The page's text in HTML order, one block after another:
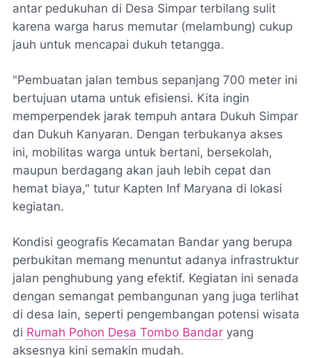
antar pedukuhan di Desa Simpar terbilang sulit
karena warga harus memutar (melambung) cukup
jauh untuk mencapai dukuh tetangga.
"Pembuatan jalan tembus sepanjang 700 meter ini
bertujuan utama untuk efisiensi. Kita ingin
memperpendek jarak tempuh antara Dukuh Simpar
dan Dukuh Kanyaran. Dengan terbukanya akses
ini, mobilitas warga untuk bertani, bersekolah,
maupun berdagang akan jauh lebih cepat dan
hemat biaya," tutur Kapten Inf Maryana di lokasi
kegiatan.
Kondisi geografis Kecamatan Bandar yang berupa
perbukitan memang menuntut adanya infrastruktur
jalan penghubung yang efektif. Kegiatan ini senada
dengan semangat pembangunan yang juga terlihat
di desa lain, seperti pengembangan potensi wisata
di Rumah Pohon Desa Tombo Bandar yang
aksesnya kini semakin mudah.